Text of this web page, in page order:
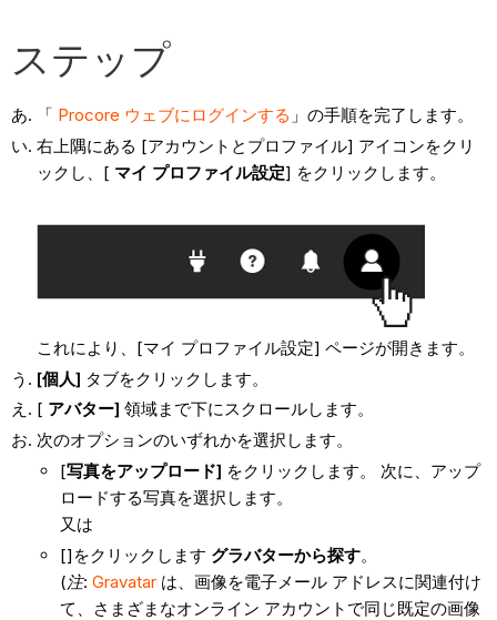
ステップ
「 Procore ウェブにログインする 」の手順を完了します。
右上隅にある [アカウントとプロファイル] アイコンをクリ
ックし、[ マイ プロファイル設定] をクリックします。
これにより、[マイ プロファイル設定] ページが開きます。
[個人] タブをクリックします。
[ アバター] 領域まで下にスクロールします。
次のオプションのいずれかを選択します。
[写真をアップロード] をクリックします。 次に、アップ
ロードする写真を選択します。
又は
[]をクリックします グラバターから探す。
(注: Gravatarは、画像を電子メール アドレスに関連付け
て、さまざまなオンライン アカウントで同じ既定の画像